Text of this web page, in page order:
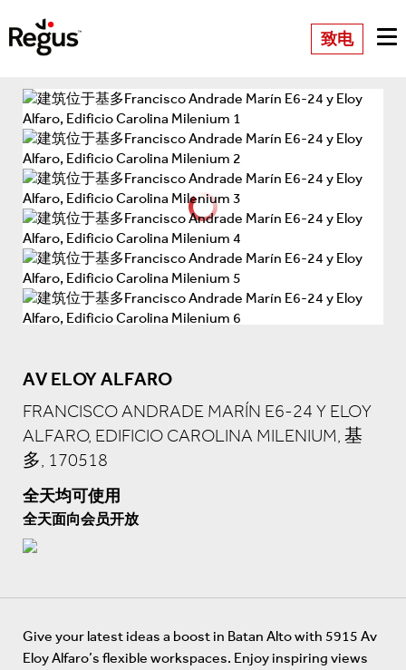
致电
AV ELOY ALFARO
FRANCISCO ANDRADE MARÍN E6-24 Y ELOY
ALFARO, EDIFICIO CAROLINA MILENIUM, 基
多, 170518
全天均可使用
全天面向会员开放
Give your latest ideas a boost in Batan Alto with 5915 Av
Eloy Alfaro’s flexible workspaces. Enjoy inspiring views